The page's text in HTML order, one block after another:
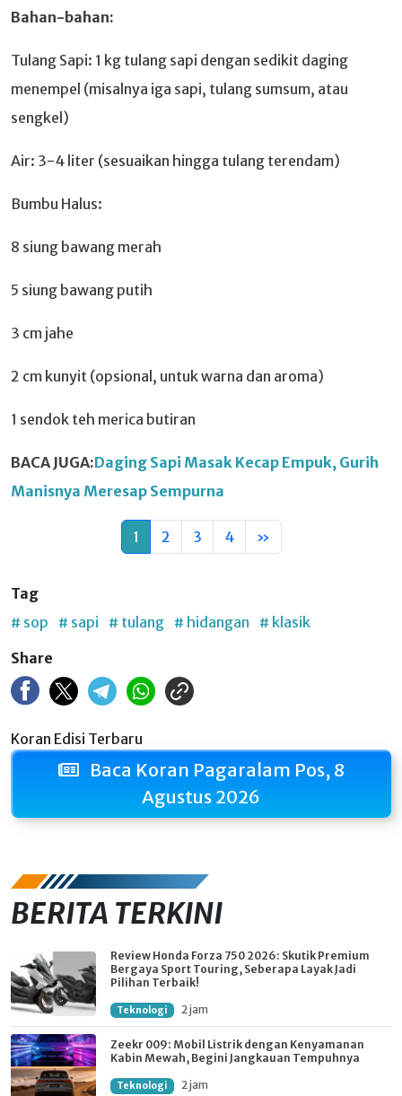
Bahan-bahan:
Tulang Sapi: 1 kg tulang sapi dengan sedikit daging
menempel (misalnya iga sapi, tulang sumsum, atau
sengkel)
Air: 3-4 liter (sesuaikan hingga tulang terendam)
Bumbu Halus:
8 siung bawang merah
5 siung bawang putih
3 cm jahe
2 cm kunyit (opsional, untuk warna dan aroma)
1 sendok teh merica butiran
BACA JUGA:Daging Sapi Masak Kecap Empuk, Gurih
Manisnya Meresap Sempurna
1 2 3 4 »
Tag
# sop
# sapi # tulang # hidangan
# klasik
Share
Koran Edisi Terbaru
Baca Koran Pagaralam Pos, 8
Agustus 2026
BERITA TERKINI
Review Honda Forza 750 2026: Skutik Premium
Bergaya Sport Touring, Seberapa Layak Jadi
Pilihan Terbaik!
Teknologi 2 jam
Zeekr 009: Mobil Listrik dengan Kenyamanan
Kabin Mewah, Begini Jangkauan Tempuhnya
Teknologi 2 jam